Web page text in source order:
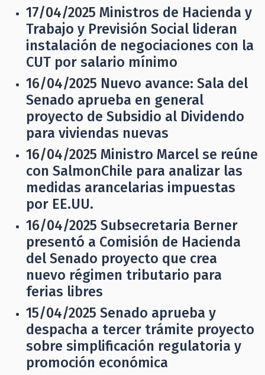
17/04/2025 Ministros de Hacienda y
Trabajo y Previsión Social lideran
instalación de negociaciones con la
CUT por salario mínimo
16/04/2025 Nuevo avance: Sala del
Senado aprueba en general
proyecto de Subsidio al Dividendo
para viviendas nuevas
16/04/2025 Ministro Marcel se reúne
con SalmonChile para analizar las
medidas arancelarias impuestas
por EE.UU.
16/04/2025 Subsecretaria Berner
presentó a Comisión de Hacienda
del Senado proyecto que crea
nuevo régimen tributario para
ferias libres
15/04/2025 Senado aprueba y
despacha a tercer trámite proyecto
sobre simplificación regulatoria y
promoción económica